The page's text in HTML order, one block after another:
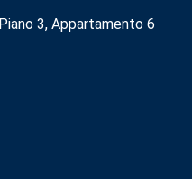
3, Appartamento 6